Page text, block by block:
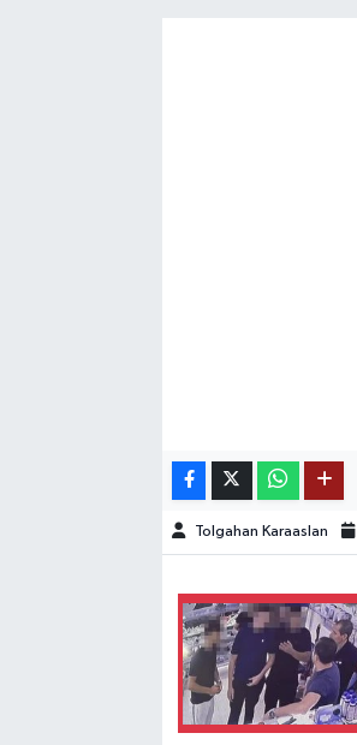
Tolgahan Karaaslan
OTOMOTİV
KÜLTÜR SANAT